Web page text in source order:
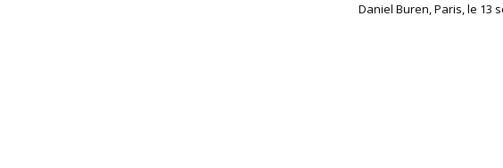
Daniel Buren, Paris, le 13